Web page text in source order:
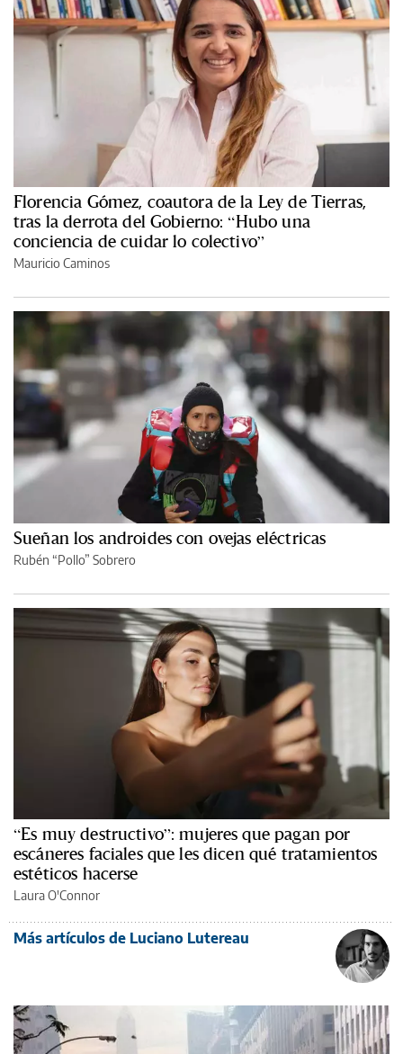
Florencia Gómez, coautora de la Ley de Tierras,
tras la derrota del Gobierno: “Hubo una
conciencia de cuidar lo colectivo”
Mauricio Caminos
Sueñan los androides con ovejas eléctricas
Rubén “Pollo” Sobrero
“Es muy destructivo”: mujeres que pagan por
escáneres faciales que les dicen qué tratamientos
estéticos hacerse
Laura O'Connor
Más artículos de Luciano Lutereau